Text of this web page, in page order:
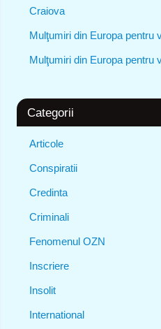
Craiova
Mulţumiri din Europa pentru
Mulţumiri din Europa pentru
Categorii
Articole
Conspiratii
Credinta
Criminali
Fenomenul OZN
Inscriere
Insolit
International